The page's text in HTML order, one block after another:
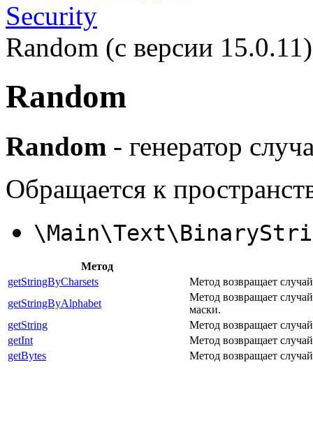
Security
Random (с версии 15.0.11)
Random
Random - генератор
Обращается к
Метод
getStringByCharsets
Метод возвращает
getStringByAlphabet
Метод возвращает
маски.
getString
Метод возвращает
getInt
Метод возвращает
getBytes
Метод возвращает